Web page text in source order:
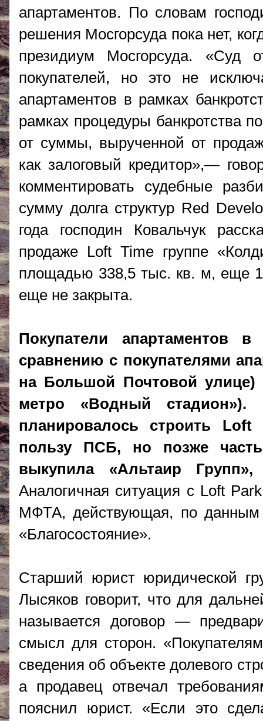
апартаментов. По словам
решения Мосгорсуда пока нет,
президиум Мосгорсуда. «Суд
покупателей, но это не
апартаментов в рамках
рамках процедуры банкротства
от суммы, вырученной от
как залоговый кредитор»,—
комментировать судебные
сумму долга структур Red
года господин Ковальчук
продаже Loft Time группе
площадью 338,5 тыс. кв. м, еще
еще не закрыта.
Покупатели
сравнению с покупателями
на Большой Почтовой
метро «Водный стадион»).
планировалось строить
пользу ПСБ, но позже
выкупила «Альтаир
Аналогичная ситуация с Loft
МФТА, действующая, по данным
«Благосостояние».
Старший юрист юридической
Лысяков говорит, что для
называется договор —
смысл для сторон.
сведения об объекте долевого
а продавец отвечал
пояснил юрист. «Если это